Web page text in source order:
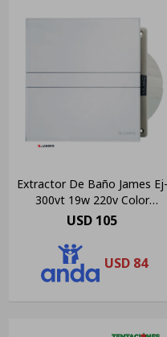
Extractor De Baño James Ej-
300vt 19w 220v Color
Blanco
USD 105
USD 84